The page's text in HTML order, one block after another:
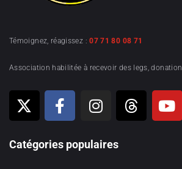
Témoignez, réagissez :07 71 80 08 71
Association habilitée à recevoir des legs,
Catégories populaires